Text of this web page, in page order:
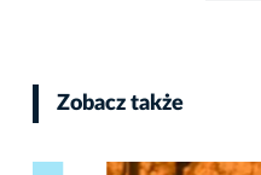
Zobacz także